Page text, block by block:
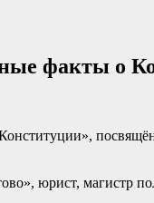
факты о
юрист, магистр